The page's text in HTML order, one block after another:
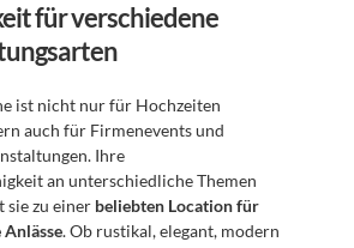
für verschiedene
ist nicht nur für Hochzeiten
auch für Firmenevents und
Ihre
an unterschiedliche Themen
sie zu einer beliebten Location für
. Ob rustikal, elegant, modern